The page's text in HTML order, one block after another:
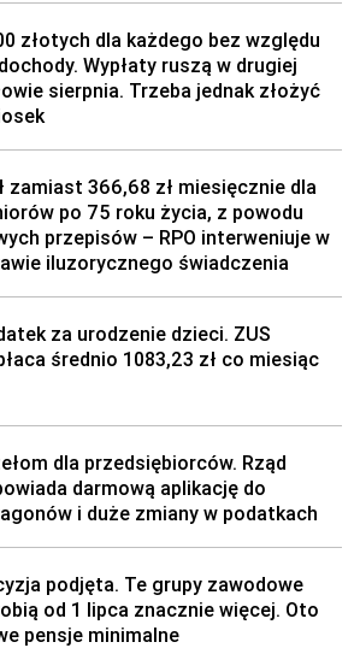
złotych dla każdego bez względu
Wypłaty ruszą w drugiej
sierpnia. Trzeba jednak złożyć
zamiast 366,68 zł miesięcznie dla
po 75 roku życia, z powodu
przepisów – RPO interweniuje w
iluzorycznego świadczenia
za urodzenie dzieci. ZUS
średnio 1083,23 zł co miesiąc
dla przedsiębiorców. Rząd
darmową aplikację do
i duże zmiany w podatkach
podjęta. Te grupy zawodowe
od 1 lipca znacznie więcej. Oto
pensje minimalne